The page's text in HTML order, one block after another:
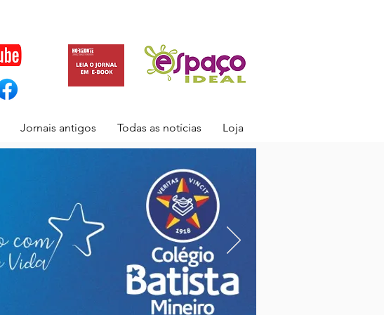
Jornais antigos Todas as notícias Loja